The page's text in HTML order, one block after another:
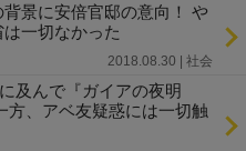
景に安倍官邸の意向！ や
一切なかった
2018.08.30 | 社会
及んで『ガイアの夜明
方、アベ友疑惑には一切触